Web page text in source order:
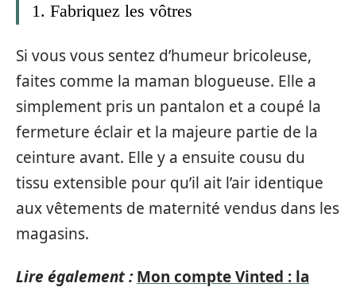
1. Fabriquez les vôtres
Si vous vous sentez d’humeur bricoleuse,
faites comme la maman blogueuse. Elle a
simplement pris un pantalon et a coupé la
fermeture éclair et la majeure partie de la
ceinture avant. Elle y a ensuite cousu du
tissu extensible pour qu’il ait l’air identique
aux vêtements de maternité vendus dans les
magasins.
Lire également : Mon compte Vinted : la